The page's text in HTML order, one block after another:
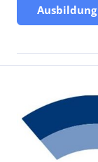
Ausbildung